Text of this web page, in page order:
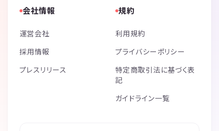
会社情報
運営会社
採用情報
プレスリリース
規約
利用規約
プライバシーポリシー
特定商取引法に基づく表
記
ガイドライン一覧